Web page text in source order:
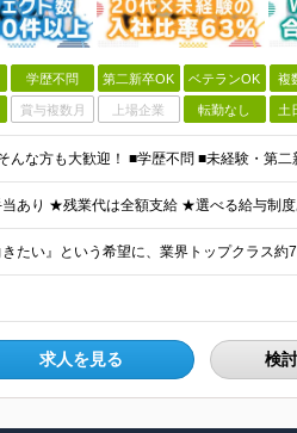
学歴不問 第二新卒OK ベテランOK 複
賞与複数月 上場企業 転勤なし 土
求人を見る 検